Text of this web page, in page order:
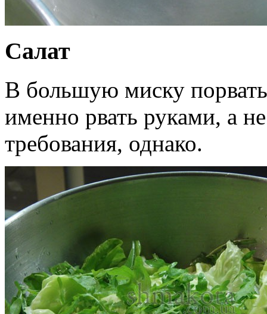
Салат
В большую миску порвать
именно рвать руками, а
требования, однако.